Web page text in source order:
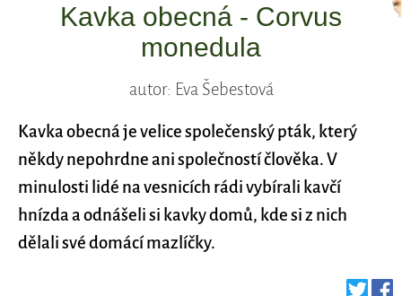
Kavka obecná - Corvus
monedula
autor: Eva Šebestová
Kavka obecná je velice společenský pták, který
někdy nepohrdne ani společností člověka. V
minulosti lidé na vesnicích rádi vybírali kavčí
hnízda a odnášeli si kavky domů, kde si z nich
dělali své domácí mazlíčky.